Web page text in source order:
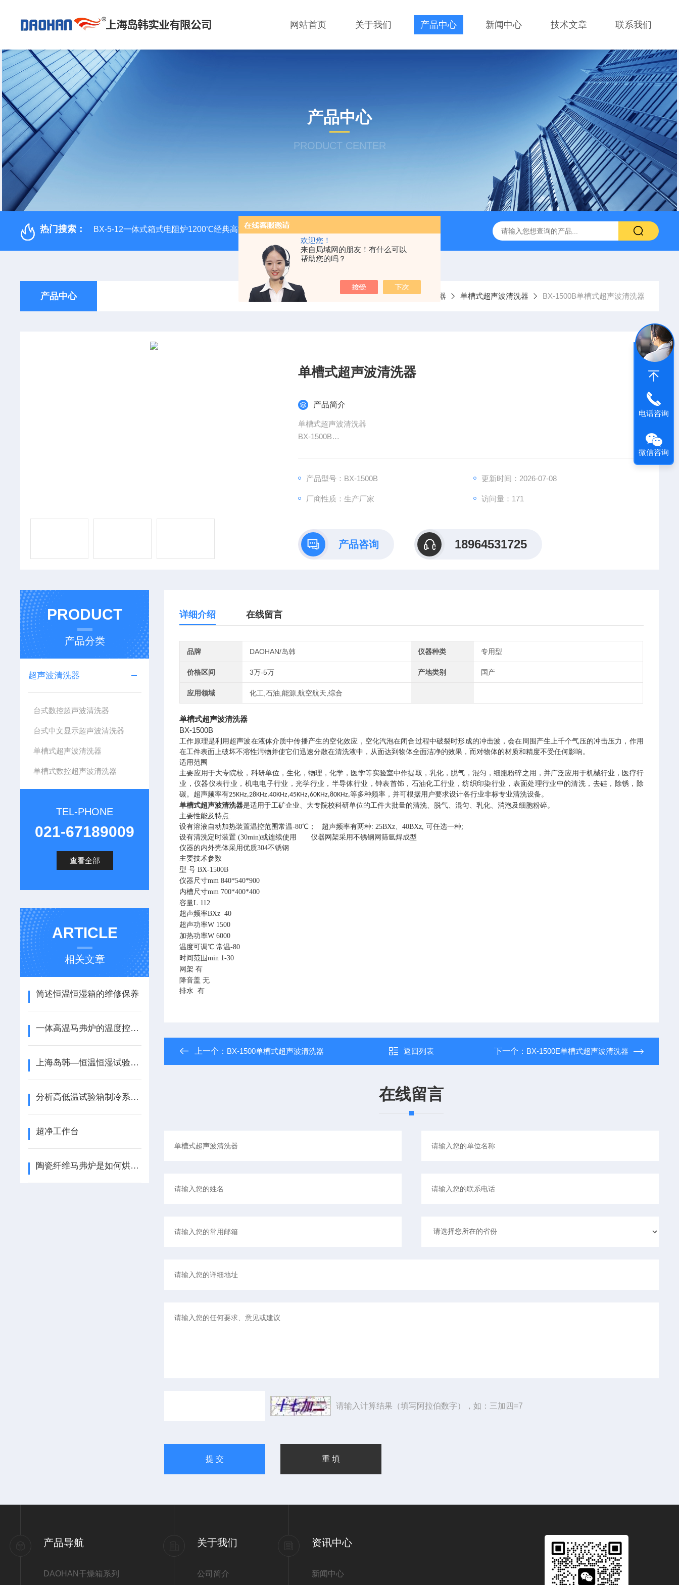
欢迎您！
来自局域网的朋友！有什么可以
帮助您的吗？
网站首页 关于我们 产品中心 新闻中心 技术文章 联系我们
产品中心
PRODUCT CENTER
热门搜索： BX-5-12一体式箱式电阻炉1200℃经典高温马弗炉 BX-12-12H灰分含量测定马弗炉1200度电炉灰分测定仪 GDJ6010高低温交变试验箱daohan冷热交变测试箱
产品中心 当前位置： 首页 产品中心 超声波清洗器 单槽式超声波清洗器 BX-1500B单槽式超声波清洗器
单槽式超声波清洗器
产品简介
单槽式超声波清洗器
BX-1500B
产品型号：BX-1500B
更新时间：2026-07-08
厂商性质：生产厂家 访问量：171
产品咨询 18964531725
PRODUCT
产品分类
超声波清洗器
台式数控超声波清洗器
台式中文显示超声波清洗器
单槽式超声波清洗器
单槽式数控超声波清洗器
TEL-PHONE
021-67189009
查看全部
ARTICLE
相关文章
简述恒温恒湿箱的维修保养
一体高温马弗炉的温度控制器
上海岛韩—恒温恒湿试验箱的温度测量
分析高低温试验箱制冷系统堵塞原因及处理
超净工作台
陶瓷纤维马弗炉是如何烘炉的
详细介绍 在线留言
品牌 DAOHAN/岛韩 仪器种类 专用型
价格区间 3万-5万 产地类别 国产
应用领域 化工,石油,能源,航空航天,综合
单槽式超声波清洗器
BX-1500B
工作原理是利用超声波在液体介质中传播产生的空化效应，空化汽泡在闭合过程中破裂时形成的冲击波，会在周围产生上千个气压的冲击压力，作用
在工件表面上破坏不溶性污物并使它们迅速分散在清洗液中，从面达到物体全面洁净的效果，而对物体的材质和精度不受任何影响。
适用范围
主要应用于大专院校，科研单位，生化，物理，化学，医学等实验室中作提取，乳化，脱气，混匀，细胞粉碎之用，并广泛应用于机械行业，医疗行
业，仪器仪表行业，机电电子行业，光学行业，半导体行业，钟表首饰，石油化工行业，纺织印染行业，表面处理行业中的清洗，去硅，除锈，除
碳。超声频率有25KHz,28KHz,40KHz,45KHz,60KHz,80KHz,等多种频率，并可根据用户要求设计各行业非标专业清洗设备。
单槽式超声波清洗器是适用于工矿企业、大专院校科研单位的工件大批量的清洗、脱气、混匀、乳化、消泡及细胞粉碎。
主要性能及特点:
设有溶液自动加热装置温控范围常温-80℃； 超声频率有两种: 25BXz、40BXz, 可任选一种;
设有清洗定时装置 (30min)或连续使用 仪器网架采用不锈钢网筛氩焊成型
仪器的内外壳体采用优质304不锈钢
主要技术参数
型 号 BX-1500B
仪器尺寸mm 840*540*900
内槽尺寸mm 700*400*400
容量L 112
超声频率BXz 40
超声功率W 1500
加热功率W 6000
温度可调℃ 常温-80
时间范围min 1-30
网架 有
降音盖 无
排水 有
上一个： BX-1500单槽式超声波清洗器 返回列表 下一个： BX-1500E单槽式超声波清洗器
在线留言
请输入计算结果（填写阿拉伯数字），如：三加四=7
产品导航
DAOHAN干燥箱系列
关于我们
公司简介
资讯中心
新闻中心
电话咨询
微信咨询